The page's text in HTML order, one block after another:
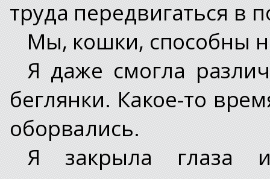
труда передвигаться в
Мы, кошки, способны
Я даже смогла
беглянки. Какое-то
оборвались.
Я закрыла глаза